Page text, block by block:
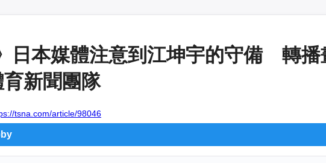
日本媒體注意到江坤宇的守備 轉播
新聞團隊
tsna.com/article/98046